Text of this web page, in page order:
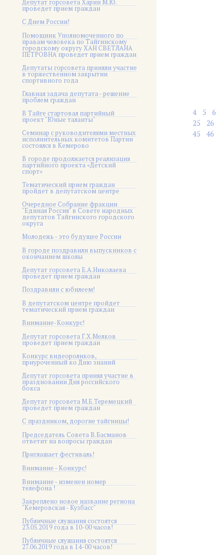
Депутат горсовета Харин М.Ю.
проведет прием граждан
С Днем России!
Помощник Уполномоченного по
правам человека по Тайгинскому
городскому округу ХАН СВЕТЛАНА
ПЕТРОВНА проведет прием граждан
Депутаты горсовета приняли участие
в торжественном закрытии
спортивного года
Главная задача депутата - решение
проблем граждан
В Тайге стартовал партийный
проект "Юные таланты"
Семинар с руководителями местных
исполнительных комитетов Партии
состоялся в Кемерово
В городе продолжается реализация
партийного проекта «Детский
спорт»
Тематический прием граждан
пройдет в депутатском центре
Очередное Собрание фракции
"Единая Россия" в Совете народных
депутатов Тайгинского городского
округа
Молодежь - это будущее России
В городе поздравили выпускников с
окончанием школы
Депутат горсовета Е.А.Николаева
проведет прием граждан
Поздравили с юбилеем!
В депутатском центре пройдет
тематический прием граждан
Внимание-Конкурс!
Депутат горсовета Г.Х.Мелков
проведет прием граждан
Конкурс видеороликов,
приуроченный ко Дню знаний
Депутат горсовета принял участие в
праздновании Дня российского
бокса
Депутат горсовета М.Е.Теремецкий
проведет прием граждан
С праздником, дорогие тайгинцы!
Председатель Совета В.Басманов
ответит на вопросы граждан
Приглашает фестиваль!
Внимание - Конкурс!
Внимание - изменен номер
телефона !
Закреплено новое название региона
"Кемеровская - Кузбасс"
Публичные слушания состоятся
23.05.2019 года в 10-00 часов!
Публичные слушания состоятся
27.06.2019 года в 14-00 часов!
4 5
6
25
26
45
46